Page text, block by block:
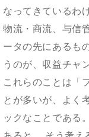
なってきているわ
物流・商流、与信
ータの先にあるも
うのが、収益チャ
これらのことは「
とが多いが、よく
ックなことである